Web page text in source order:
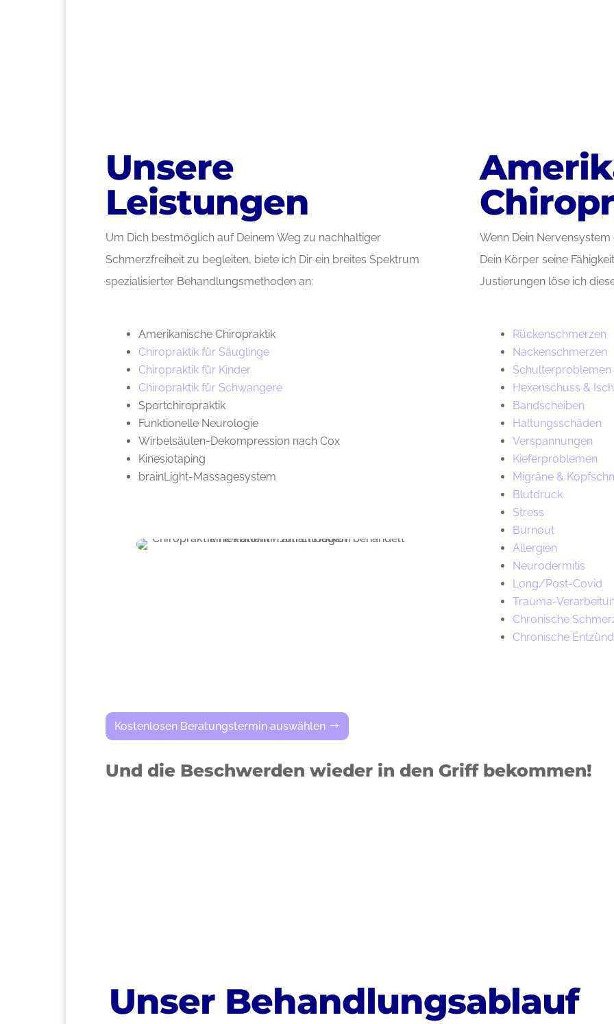
Unsere
Leistungen
Um Dich bestmöglich auf Deinem Weg zu nachhaltiger
Schmerzfreiheit zu begleiten, biete ich Dir ein breites Spektrum
spezialisierter Behandlungsmethoden an:
Amerikanische Chiropraktik
Chiropraktik für Säuglinge
Chiropraktik für Kinder
Chiropraktik für Schwangere
Sportchiropraktik
Funktionelle Neurologie
Wirbelsäulen-Dekompression nach Cox
Kinesiotaping
brainLight-Massagesystem
Wenn Dein
Dein Körper seine
Justierungen löse ich
Rückenschmerzen
Nackenschmerzen
Schulterproblemen
Hexenschuss &
Bandscheiben
Haltungsschäden
Verspannungen
Kieferproblemen
Migräne &
Blutdruck
Stress
Burnout
Allergien
Neurodermitis
Long/Post-Covid
Trauma-
Chronische
Chronische
Kostenlosen Beratungstermin auswählen
Und die Beschwerden wieder in den Griff bekommen!
Unser Behandlungsablauf